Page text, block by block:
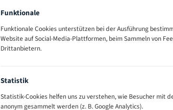
Funktionale
Funktionale Cookies unterstützen bei der Ausführung
Website auf Social-Media-Plattformen, beim Sammeln von
Drittanbietern.
Statistik
Statistik-Cookies helfen uns zu verstehen, wie Besucher mit
anonym gesammelt werden (z. B. Google Analytics).